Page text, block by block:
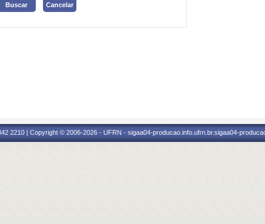
2210 | Copyright © 2006-2026 - UFRN - sigaa04-producao.info.ufrn.br.sigaa04-